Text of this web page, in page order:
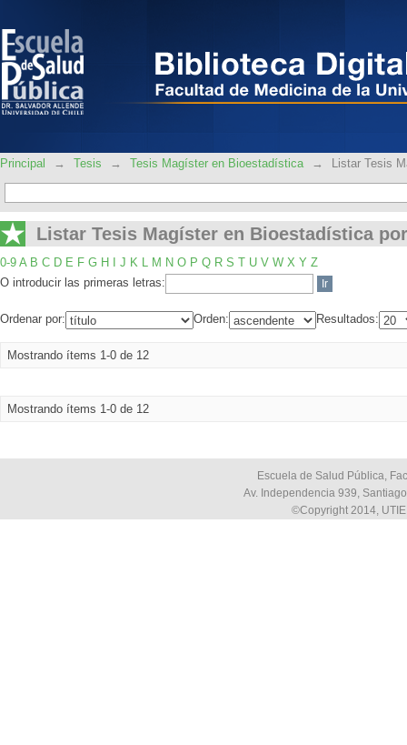
Principal → Tesis → Tesis Magíster en Bioestadística → Listar Tesis
Listar Tesis Magíster en Bioestadística
0-9 A B C D E F G H J K L M N O P Q R S T U V W X Y Z
O introducir las primeras letras:
Ordenar por: Orden: Resultados:
Mostrando ítems 1-0 de 12
Mostrando ítems 1-0 de 12
Escuela de Salud Pública,
Av. Independencia 939,
©Copyright 2014,